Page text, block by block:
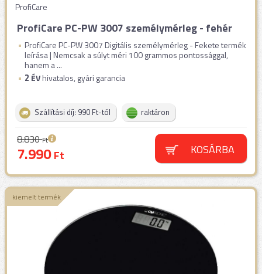
ProfiCare
ProfiCare PC-PW 3007 személymérleg - fehér
ProfiCare PC-PW 3007 Digitális személymérleg - Fekete termék
leírása | Nemcsak a súlyt méri 100 grammos pontossággal,
hanem a ...
2 ÉVhivatalos, gyári garancia
Szállítási díj: 990 Ft-tól raktáron
8.830Ft
7.990Ft KOSÁRBA
kiemelt termék